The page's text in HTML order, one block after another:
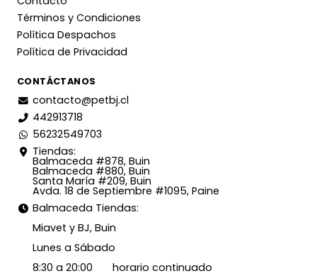
Términos y Condiciones
Política Despachos
Política de Privacidad
CONTÁCTANOS
contacto@petbj.cl
442913718
56232549703
Tiendas:
Balmaceda #878, Buin
Balmaceda #880, Buin
Santa María #209, Buin
Avda. 18 de Septiembre #1095, Paine
Balmaceda Tiendas:
Miavet y BJ, Buin
Lunes a Sábado
8:30 a 20:00 horario continuado